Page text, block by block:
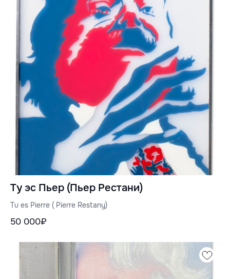
Ту эс Пьер (Пьер Рестани)
Tu es Pierre ( Pierre Restany)
50 000₽